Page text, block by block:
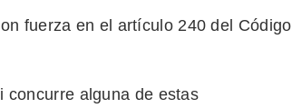
fuerza en el artículo 240 del Código
concurre alguna de estas